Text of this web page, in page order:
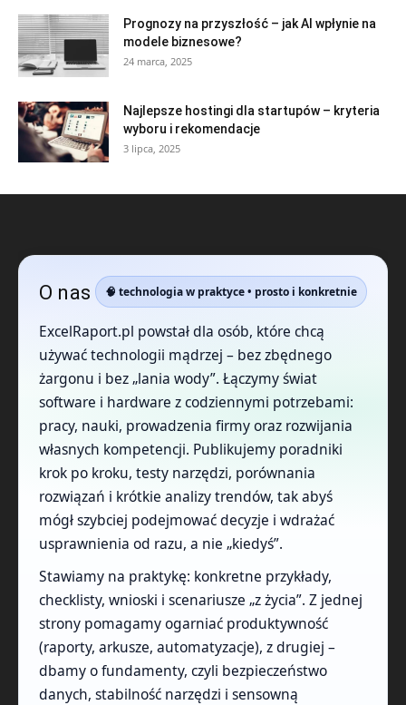
Prognozy na przyszłość – jak AI wpłynie na
modele biznesowe?
24 marca, 2025
Najlepsze hostingi dla startupów – kryteria
wyboru i rekomendacje
3 lipca, 2025
O nas 🧠 technologia w praktyce • prosto i konkretnie
ExcelRaport.pl powstał dla osób, które chcą
używać technologii mądrzej – bez zbędnego
żargonu i bez „lania wody”. Łączymy świat
software i hardware z codziennymi potrzebami:
pracy, nauki, prowadzenia firmy oraz rozwijania
własnych kompetencji. Publikujemy poradniki
krok po kroku, testy narzędzi, porównania
rozwiązań i krótkie analizy trendów, tak abyś
mógł szybciej podejmować decyzje i wdrażać
usprawnienia od razu, a nie „kiedyś”.
Stawiamy na praktykę: konkretne przykłady,
checklisty, wnioski i scenariusze „z życia”. Z jednej
strony pomagamy ogarniać produktywność
(raporty, arkusze, automatyzacje), z drugiej –
dbamy o fundamenty, czyli bezpieczeństwo
danych, stabilność narzędzi i sensowną